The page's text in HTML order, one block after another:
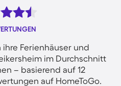
Ferienhäuser und
im Durchschnitt
– basierend auf 12
auf HomeToGo.